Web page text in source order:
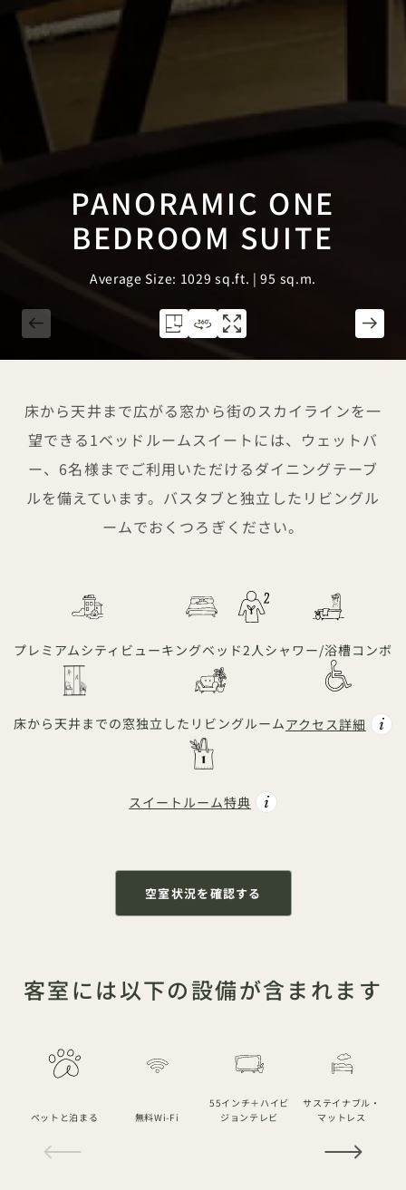
PANORAMIC ONE
BEDROOM SUITE
Average Size: 1029 sq.ft. | 95 sq.m.
床から天井まで広がる窓から街のスカイラインを一
望できる1ベッドルームスイートには、ウェットバ
ー、6名様までご利用いただけるダイニングテーブ
ルを備えています。バスタブと独立したリビングル
ームでおくつろぎください。
プレミアムシティビューキングベッド 2人 シャワー/浴槽コンボ
床から天井までの窓独立したリビングルームアクセス詳細
スイートルーム特典
空室状況を確認する
客室には以下の設備が含まれます
ペットと泊まる 無料Wi-Fi
55インチ＋ハイビ
ジョンテレビ
サステイナブル・
マットレス